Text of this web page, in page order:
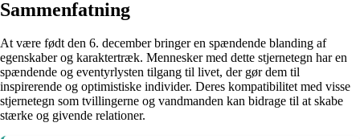
Sammenfatning
At være født den 6. december bringer en spændende blanding af
egenskaber og karaktertræk. Mennesker med dette stjernetegn har en
spændende og eventyrlysten tilgang til livet, der gør dem til
inspirerende og optimistiske individer. Deres kompatibilitet med visse
stjernetegn som tvillingerne og vandmanden kan bidrage til at skabe
stærke og givende relationer.